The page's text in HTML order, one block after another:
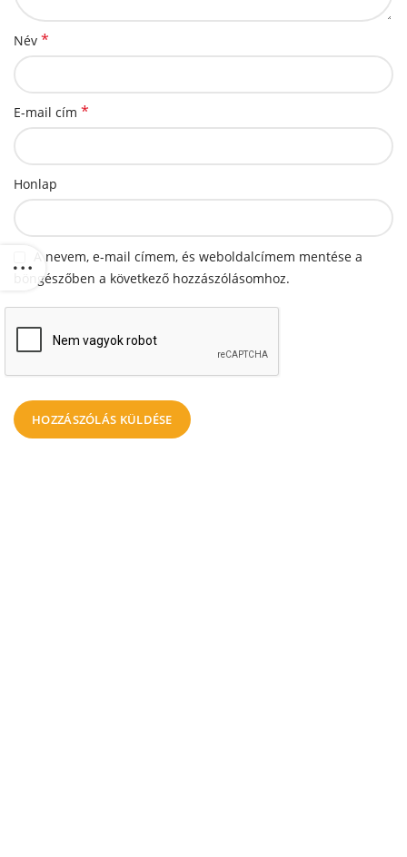
Név *
E-mail cím *
Honlap
A nevem, e-mail címem, és weboldalcímem mentése a
böngészőben a következő hozzászólásomhoz.